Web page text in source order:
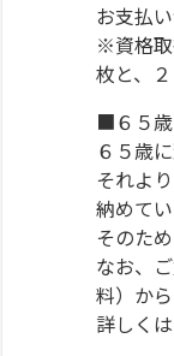
お支払
※資格取
枚と、
■６５
６５歳
それよ
納めてい
そのた
なお、
料）か
詳しく